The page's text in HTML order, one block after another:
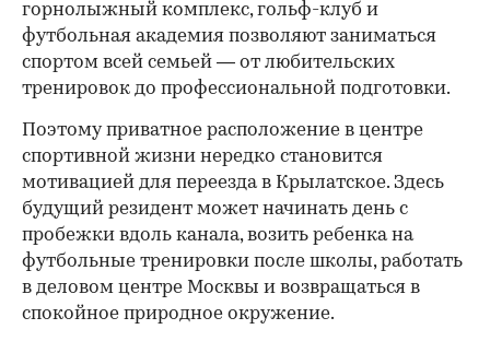
горнолыжный комплекс, гольф-клуб и
футбольная академия позволяют заниматься
спортом всей семьей — от любительских
тренировок до профессиональной подготовки.
Поэтому приватное расположение в центре
спортивной жизни нередко становится
мотивацией для переезда в Крылатское. Здесь
будущий резидент может начинать день с
пробежки вдоль канала, возить ребенка на
футбольные тренировки после школы, работать
в деловом центре Москвы и возвращаться в
спокойное природное окружение.